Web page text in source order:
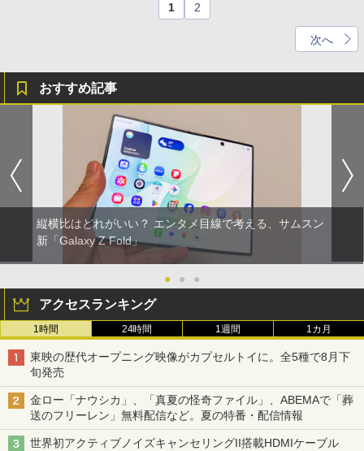
1 2
次へ
おすすめ記事
縦横比はどれがいい？ エンタメ目線で考える、サムスン
新「Galaxy Z Fold」
● ● ●
アクセスランキング
1時間 24時間 1週間 1カ月
東映の歴代オープニング映像がカプセルトイに。全5種で8月下
旬発売
金ロー「ナウシカ」、「真夏の怪奇ファイル」、ABEMAで「葬
送のフリーレン」無料配信など。夏の特番・配信情報
世界初アクティブノイズキャンセリングII搭載HDMIケーブル